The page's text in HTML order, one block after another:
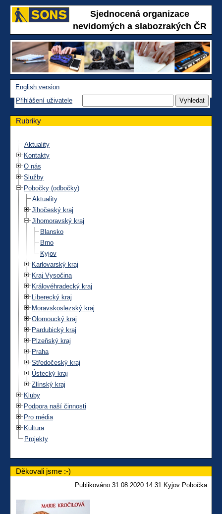
Sjednocená organizace
nevidomých a slabozrakých ČR
English version
Přihlášení uživatele
Rubriky
Aktuality
Kontakty
O nás
Služby
Pobočky (odbočky)
Aktuality
Jihočeský kraj
Jihomoravský kraj
Blansko
Brno
Kyjov
Karlovarský kraj
Kraj Vysočina
Královéhradecký kraj
Liberecký kraj
Moravskoslezský kraj
Olomoucký kraj
Pardubický kraj
Plzeňský kraj
Praha
Středočeský kraj
Ústecký kraj
Zlínský kraj
Kluby
Podpora naší činnosti
Pro média
Kultura
Projekty
Děkovali jsme :-)
Publikováno 31.08.2020 14:31 Kyjov Pobočka